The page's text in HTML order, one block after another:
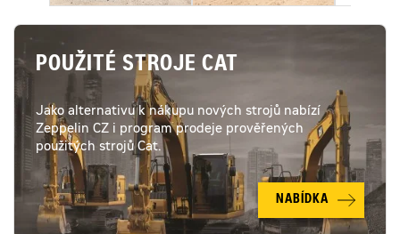
POUŽITÉ STROJE CAT
Jako alternativu k nákupu nových strojů nabízí
Zeppelin CZ i program prodeje prověřených
použitých strojů Cat.
NABÍDKA